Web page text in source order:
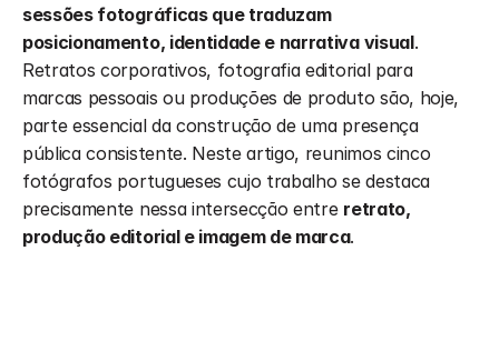
sessões fotográficas que traduzam
posicionamento, identidade e narrativa visual.
Retratos corporativos, fotografia editorial para
marcas pessoais ou produções de produto são, hoje,
parte essencial da construção de uma presença
pública consistente. Neste artigo, reunimos cinco
fotógrafos portugueses cujo trabalho se destaca
precisamente nessa intersecção entre retrato,
produção editorial e imagem de marca.